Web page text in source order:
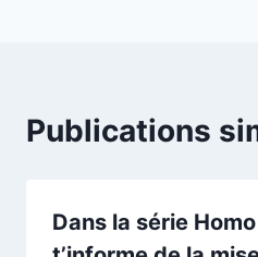
Publications
Dans la série